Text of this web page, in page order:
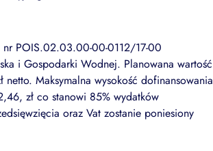
nr POIS.02.03.00-00-0112/17-00
i Gospodarki Wodnej. Planowana wartość
Maksymalna wysokość dofinansowania
zł co stanowi 85% wydatków
oraz Vat zostanie poniesiony